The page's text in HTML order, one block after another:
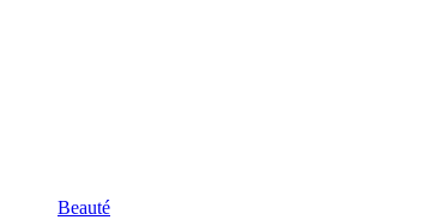
Beauté